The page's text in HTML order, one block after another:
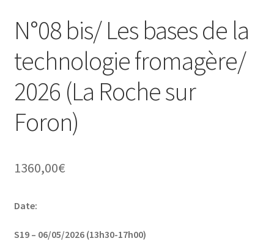
Mentions légales
Mes réservations
Modalités
N°08 bis/ Les bases de la
technologie fromagère/
2026 (La Roche sur
Foron)
1360,00€
Date:
S19 – 06/05/2026 (13h30-17h00)